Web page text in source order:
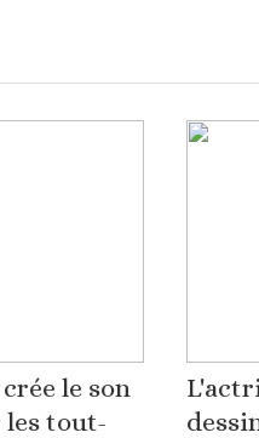
le son
tout-